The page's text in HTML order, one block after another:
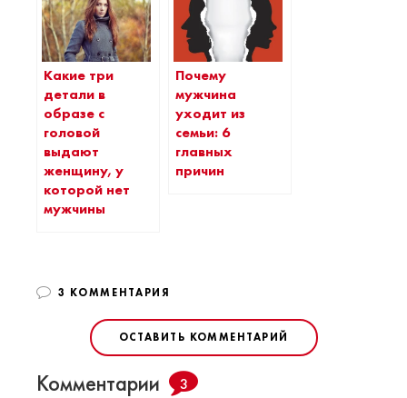
Какие три
детали в
образе с
головой
выдают
женщину, у
которой нет
мужчины
Почему
мужчина
уходит из
семьи: 6
главных
причин
3 КОММЕНТАРИЯ
ОСТАВИТЬ КОММЕНТАРИЙ
Комментарии 3